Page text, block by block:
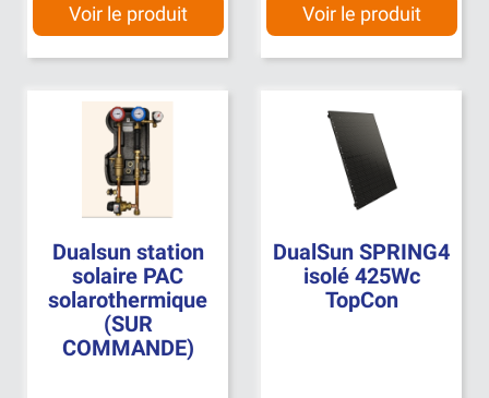
Voir le produit Voir le produit
Dualsun station
solaire PAC
solarothermique
(SUR
COMMANDE)
DualSun SPRING4
isolé 425Wc
TopCon